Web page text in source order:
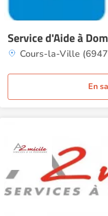
Service d'Aide à
Cours-la-Ville
En